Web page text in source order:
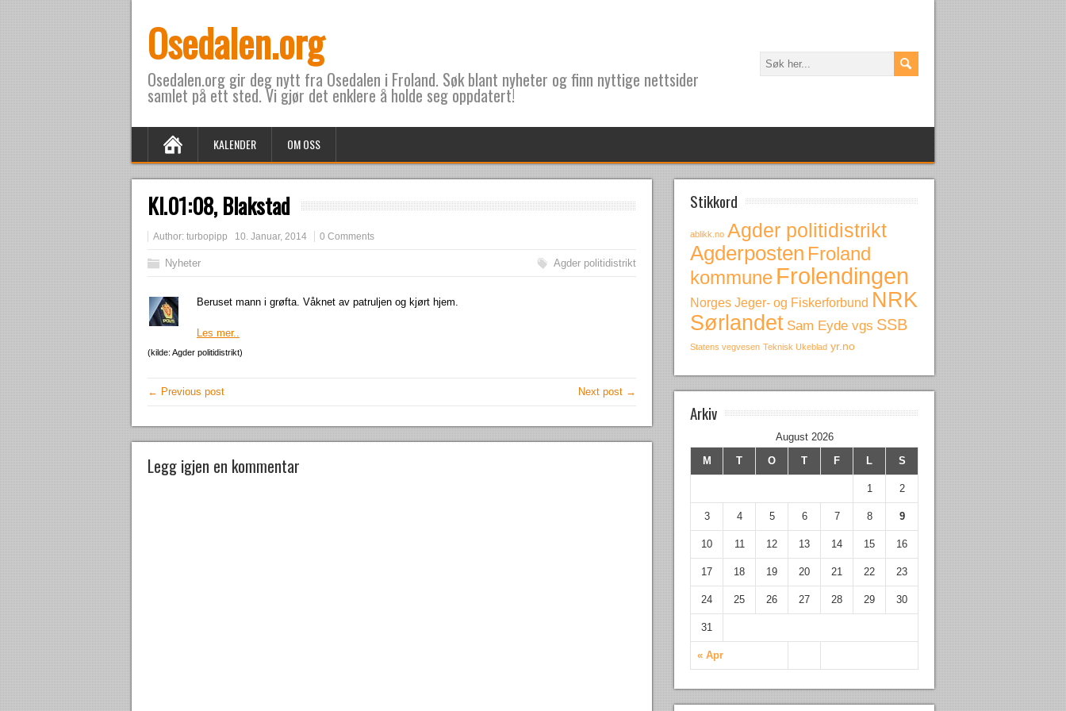
Osedalen.org
Osedalen.org gir deg nytt fra Osedalen i Froland. Søk blant nyheter og finn nyttige nettsider
samlet på ett sted. Vi gjør det enklere å holde seg oppdatert!
KALENDER OM OSS
Kl.01:08, Blakstad
Author: turbopipp 10. Januar, 2014 0 Comments
Nyheter Agder politidistrikt
Beruset mann i grøfta. Våknet av patruljen og kjørt hjem.
Les mer..
(kilde: Agder politidistrikt)
← Previous post Next post →
Legg igjen en kommentar
Stikkord
ablikk.no Agder politidistrikt
Agderposten Froland
kommune Frolendingen
Norges Jeger- og Fiskerforbund NRK
Sørlandet Sam Eyde vgs SSB
Statens vegvesen Teknisk Ukeblad yr.no
Arkiv
August 2026
M
T O T F L S
« Apr
1 2
3 4 5 6 7 8 9
10 11 12 13 14 15 16
17 18 19 20 21 22 23
24 25 26 27 28 29 30
31